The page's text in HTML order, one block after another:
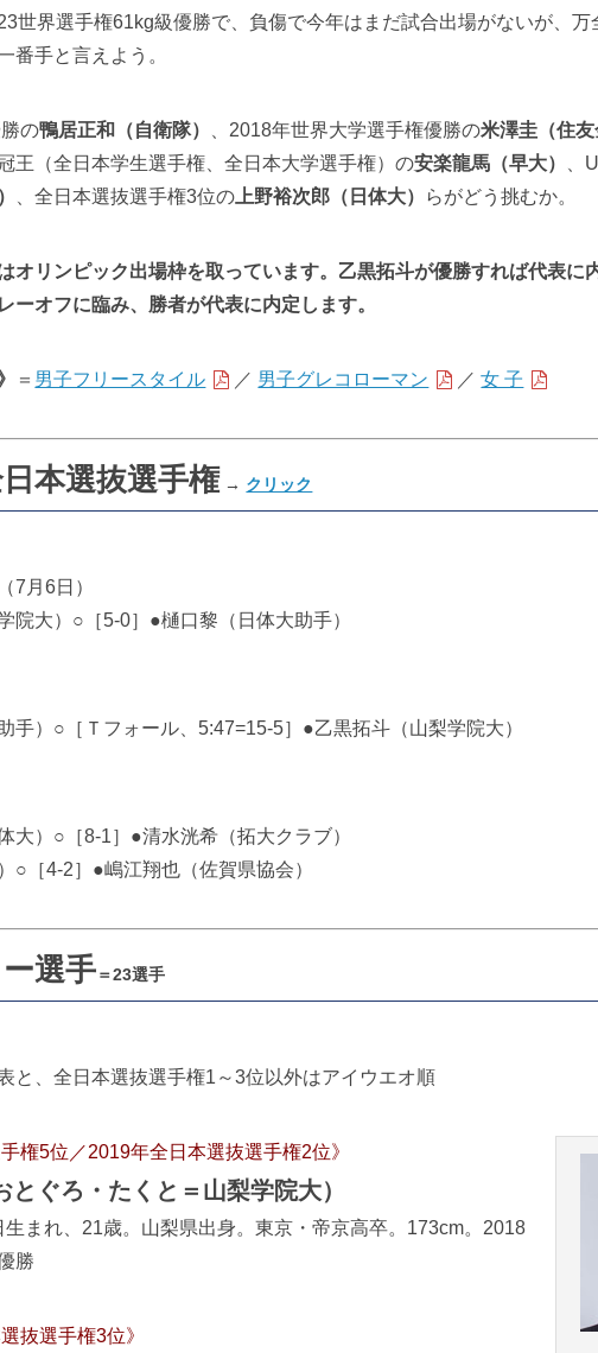
世界選手権61kg級優勝で、負傷で今年はまだ試合出場がないが、万
番手と言えよう。
の鴨居正和（自衛隊） 、2018年世界大学選手権優勝の米澤圭（住友
王（全日本学生選手権、全日本大学選手権）の安楽龍馬（早大）
、
、全日本選抜選手権3位の 上野裕次郎（日体大） らがどう挑むか。
オリンピック出場枠を取っています。乙黒拓斗が優勝すれば代表に
ーオフに臨み、勝者が代表に内定します。
＝ 男子フリースタイル ／ 男子グレコローマン ／女 子
本選抜選手権 → クリック
月6日）
院大）○［5-0］●樋口黎（日体大助手）
手）○［Ｔフォール、5:47=15-5］●乙黒拓斗（山梨学院大）
大）○［8-1］●清水洸希（拓大クラブ）
○［4-2］●嶋江翔也（佐賀県協会）
選手＝23選手
と、全日本選抜選手権1～3位以外はアイウエオ順
権5位／2019年全日本選抜選手権2位》
とぐろ・たくと＝山梨学院大）
まれ、21歳。山梨県出身。東京・帝京高卒。173cm。2018
勝
抜選手権3位》